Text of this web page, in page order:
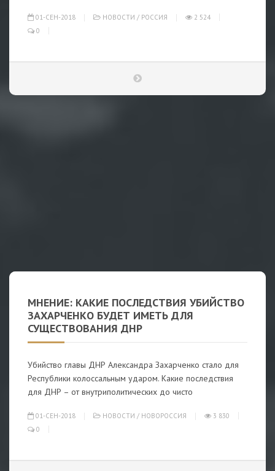
01-СЕН-2018 НОВОСТИ / РОССИЯ
2 524
0
МНЕНИЕ: КАКИЕ ПОСЛЕДСТВИЯ УБИЙСТВО
ЗАХАРЧЕНКО БУДЕТ ИМЕТЬ ДЛЯ
СУЩЕСТВОВАНИЯ ДНР
Убийство главы ДНР Александра Захарченко стало для
Республики колоссальным ударом. Какие последствия
для ДНР – от внутриполитических до чисто
01-СЕН-2018 НОВОСТИ / НОВОРОССИЯ
3 830
0